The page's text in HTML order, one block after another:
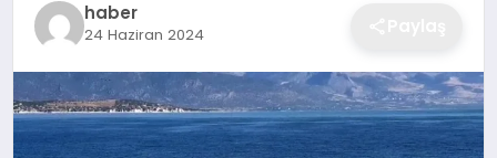
haber
24 Haziran 2024